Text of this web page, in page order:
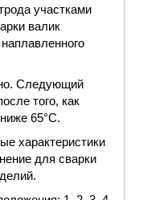
участками
валик
Следующий
того, как
65°С.
характеристики
для сварки